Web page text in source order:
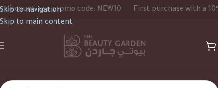
Skip to navigation
Skip to main content
use promo code: NEW10 First purchase with a 10%